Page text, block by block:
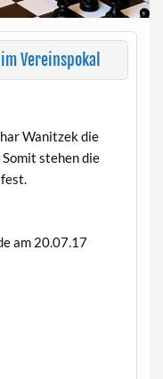
Vereinspokal
Wanitzek die
stehen die
am 20.07.17